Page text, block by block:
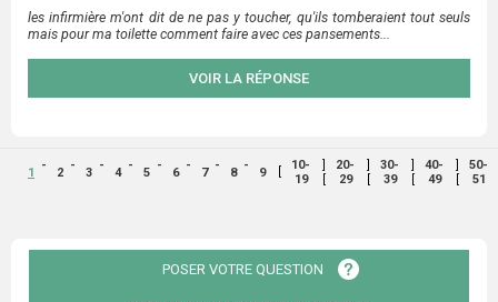
les infirmière m'ont dit de ne pas y toucher, qu'ils tomberaient tout seuls
mais pour ma toilette comment faire avec ces pansements...
VOIR LA RÉPONSE
1 2 3 4 5 6 7 8 9 [
10-
19
]
[
20-
29
]
[
30-
39
]
[
40-
49
]
[
50-
51
POSER VOTRE QUESTION